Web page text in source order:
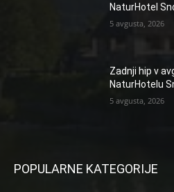
NaturHotel
5 avgusta, 2026
Zadnji hip v
NaturHotelu
5 avgusta, 2026
POPULARNE KATEGORIJE